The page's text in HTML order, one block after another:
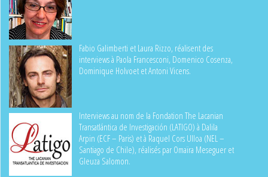
Fabio Galimberti et Laura Rizzo, réalisent des
interviews à Paola Francesconi, Domenico Cosenza,
Dominique Holvoet et Antoni Vicens.
Interviews au nom de la Fondation The Lacanian
Transatlántica de Investigación (LATIGO) à Dalila
Arpin (ECF – Paris) et à Raquel Cors Ulloa (NEL –
Santiago de Chile), réalisés par Omaïra Meseguer et
Gleuza Salomon.